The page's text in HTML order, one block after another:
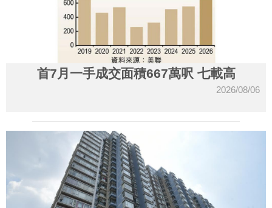
首7月一手成交面積667萬呎 七載高
2026/08/06